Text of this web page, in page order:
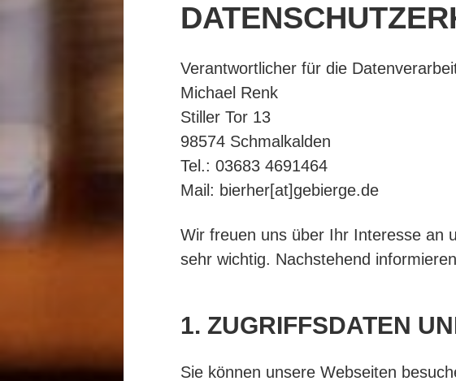
Verantwortlicher für die
Michael Renk
Stiller Tor 13
98574 Schmalkalden
Tel.: 03683 4691464
Mail: bierher[at]gebierge.de
Wir freuen uns über Ihr Interesse an
sehr wichtig. Nachstehend
1. ZUGRIFFSDATEN
Sie können unsere Webseiten